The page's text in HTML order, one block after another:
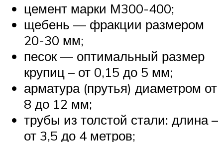
цемент марки М300-400;
щебень — фракции размером
20-30 мм;
песок — оптимальный размер
крупиц – от 0,15 до 5 мм;
арматура (прутья) диаметром от
8 до 12 мм;
трубы из толстой стали: длина –
от 3,5 до 4 метров;